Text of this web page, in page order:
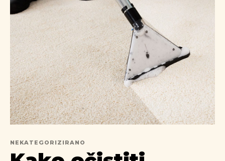
NEKATEGORIZIRANO